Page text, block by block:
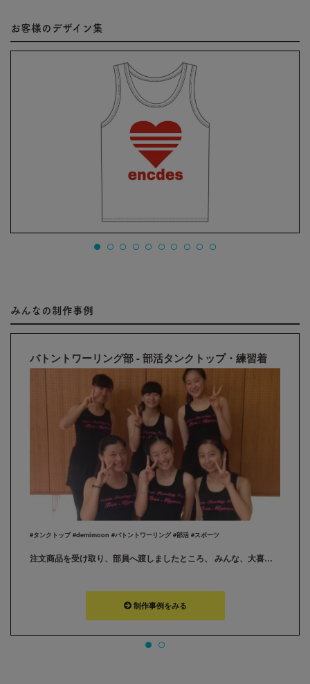
お客様のデザイン集
みんなの制作事例
バトントワーリング部 - 部活タンクトップ・練習着
#タンクトップ #demimoon #バトントワーリング #部活 #スポーツ
注文商品を受け取り、部員へ渡しましたところ、 みんな、大喜びで夏休みの練習に着用しております。 ありがとうございました。 買い足したいという声があり、追加で注文させていただきたいと考えております。
制作事例をみる